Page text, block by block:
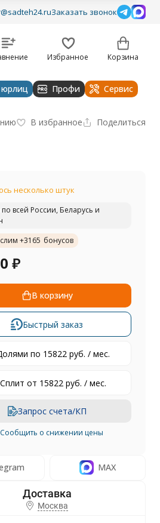
Заказать звонок
Избранное Корзина
husqvarna Тракторы и райдеры
Профи Сервис
В избранное Поделиться
несколько штук
по всей России, Беларусь и
+3165 бонусов
₽
В корзину
Быстрый заказ
по 15822 руб. / мес.
Сплит от 15822 руб. / мес.
Запрос счета/КП
Сообщить о снижении цены
MAX
Москва